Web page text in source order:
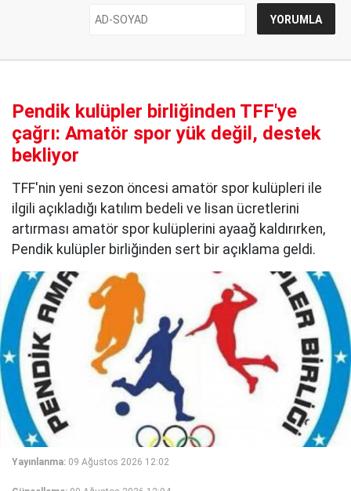
Pendik kulüpler birliğinden TFF'ye
çağrı: Amatör spor yük değil, destek
bekliyor
TFF'nin yeni sezon öncesi amatör spor kulüpleri ile
ilgili açıkladığı katılım bedeli ve lisan ücretlerini
artırması amatör spor kulüplerini ayaağ kaldırırken,
Pendik kulüpler birliğinden sert bir açıklama geldi.
Yayınlanma: 09 Ağustos 2026 12:02